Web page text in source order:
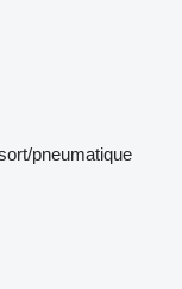
pneumatique